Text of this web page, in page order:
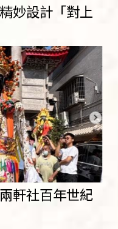
妙設計「對上
軒社百年世紀